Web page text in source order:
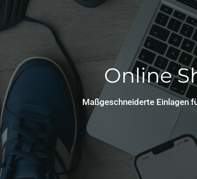
Online
Maßgeschneiderte Einlagen